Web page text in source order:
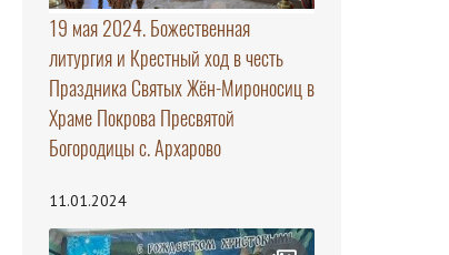
19 мая 2024. Божественная
литургия и Крестный ход в честь
Праздника Святых Жён-Мироносиц в
Храме Покрова Пресвятой
Богородицы с. Архарово
11.01.2024